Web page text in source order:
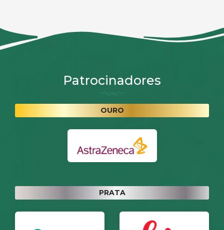
Patrocinadores
OURO
PRATA